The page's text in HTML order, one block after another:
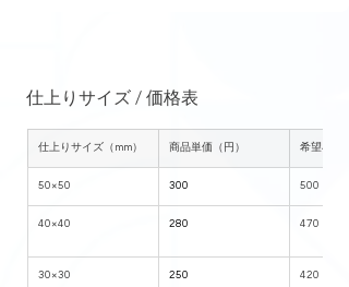
仕上りサイズ / 価格表
仕上りサイズ（mm） 商品単価（円） 希望小売
50×50 300 500
40×40 280 470
30×30 250 420